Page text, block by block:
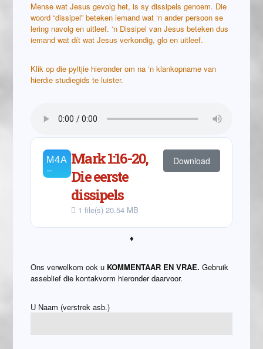
Mense wat Jesus gevolg het, is sy dissipels genoem. Die
woord “dissipel” beteken iemand wat ‘n ander persoon se
lering navolg en uitleef. ‘n Dissipel van Jesus beteken dus
iemand wat dít wat Jesus verkondig, glo en uitleef.
Klik op die pyltjie hieronder om na ‘n klankopname van
hierdie studiegids te luister.
Mark 1:16-20,
Die eerste
dissipels
1 file(s)20.54 MB
Download
♦
Ons verwelkom ook u KOMMENTAAR EN VRAE.Gebruik
asseblief die kontakvorm hieronder daarvoor.
U Naam (verstrek asb.)